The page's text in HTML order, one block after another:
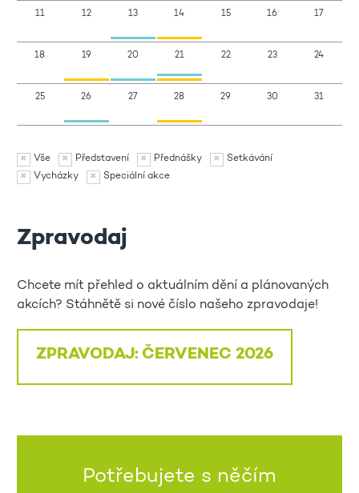
11 12 13 14 15 16 17
18 19 20 21 22 23 24
25 26 27 28 29 30 31
Vše Představení Přednášky
Setkávání
Vycházky
Speciální akce
Zpravodaj
Chcete mít přehled o aktuálním dění a plánovaných
akcích? Stáhnětě si nové číslo našeho zpravodaje!
ZPRAVODAJ: ČERVENEC 2026
Potřebujete s něčím